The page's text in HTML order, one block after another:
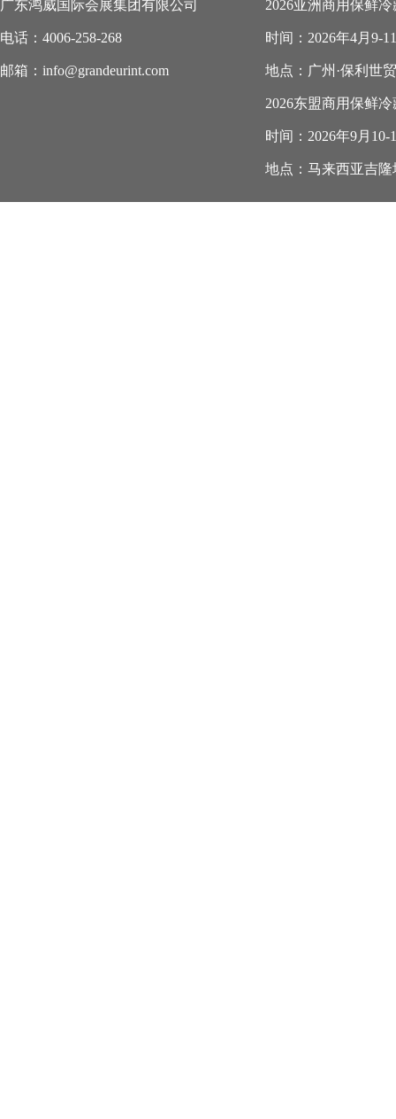
广东鸿威国际会展集团有限公司
电话：4006-258-268
邮箱：info@grandeurint.com
2026亚洲商用保鲜
时间：2026年4月9-
地点：广州·保利世
2026东盟商用保鲜
时间：2026年9月10-
地点：马来西亚吉